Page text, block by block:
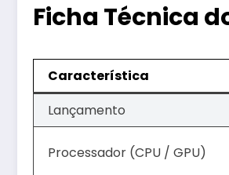
Ficha Técnica
Característica
Lançamento
Processador (CPU / GPU)